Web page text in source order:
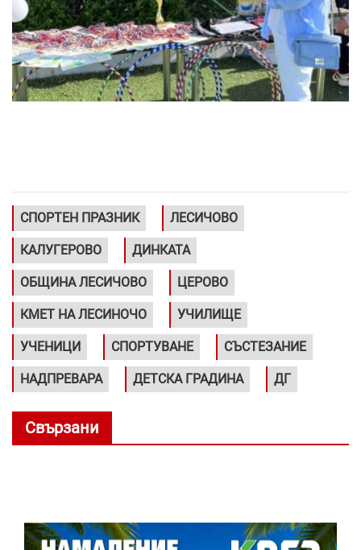
СПОРТЕН ПРАЗНИК ЛЕСИЧОВО
КАЛУГЕРОВО ДИНКАТА
ОБЩИНА ЛЕСИЧОВО ЦЕРОВО
КМЕТ НА ЛЕСИНОЧО УЧИЛИЩЕ
УЧЕНИЦИ СПОРТУВАНЕ СЪСТЕЗАНИЕ
НАДПРЕВАРА ДЕТСКА ГРАДИНА ДГ
Свързани